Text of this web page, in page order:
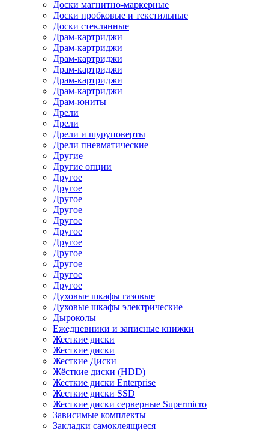
Доски магнитно-маркерные
Доски пробковые и текстильные
Доски стеклянные
Драм-картриджи
Драм-картриджи
Драм-картриджи
Драм-картриджи
Драм-картриджи
Драм-картриджи
Драм-юниты
Дрели
Дрели
Дрели и шуруповерты
Дрели пневматические
Другие
Другие опции
Другое
Другое
Другое
Другое
Другое
Другое
Другое
Другое
Другое
Другое
Другое
Духовые шкафы газовые
Духовые шкафы электрические
Дыроколы
Ежедневники и записные книжки
Жесткие диски
Жесткие диски
Жесткие Диски
Жёсткие диски (HDD)
Жесткие диски Enterprise
Жесткие диски SSD
Жесткие диски серверные Supermicro
Зависимые комплекты
Закладки самоклеящиеся